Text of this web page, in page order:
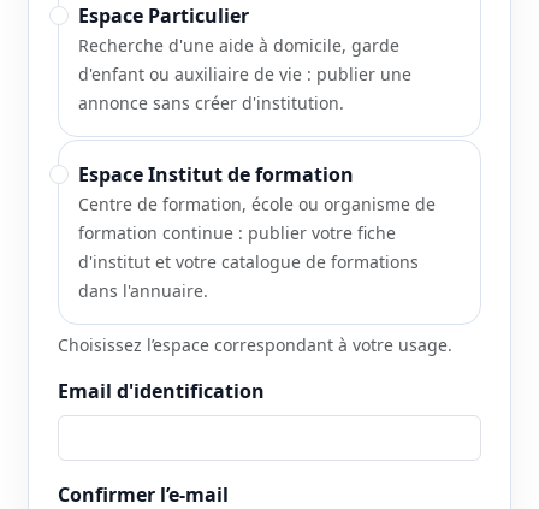
Espace Particulier
Recherche d'une aide à domicile, garde
d'enfant ou auxiliaire de vie : publier une
annonce sans créer d'institution.
Espace Institut de formation
Centre de formation, école ou organisme de
formation continue : publier votre fiche
d'institut et votre catalogue de formations
dans l'annuaire.
Choisissez l’espace correspondant à votre usage.
Email d'identification
Confirmer l’e-mail